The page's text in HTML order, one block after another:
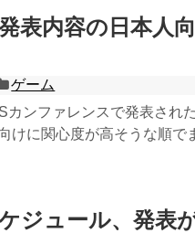
発表内容の日本人
ゲーム
カンファレンスで発表され
けに関心度が高そうな順で
ジュール、発表